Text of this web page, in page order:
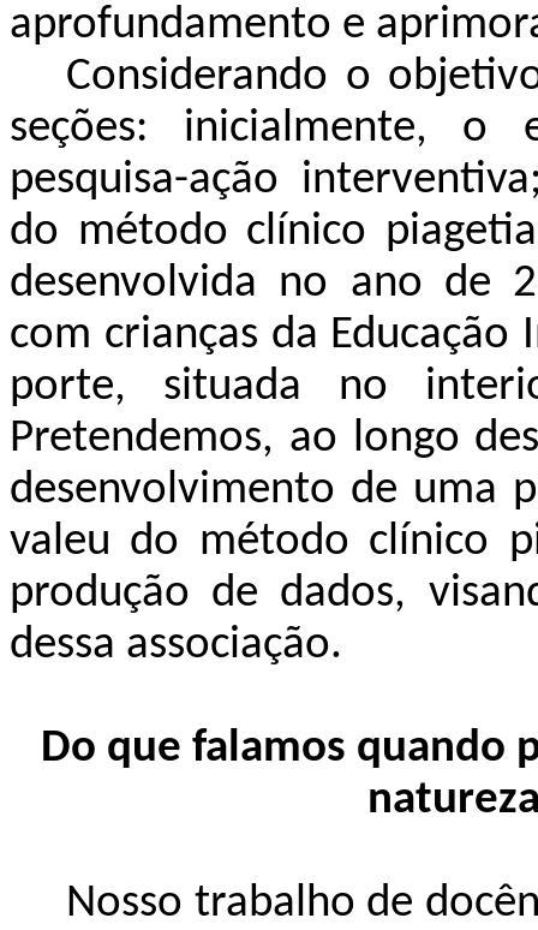
aprofundamento e
Considerando o
seções: inicialmente, o
pesquisa-ação
do método clínico
desenvolvida no ano de
com crianças da
porte, situada no
Pretendemos, ao longo
desenvolvimento de uma
valeu do método clínico
produção de dados,
dessa associação.
Do que falamos quando
Nosso trabalho de